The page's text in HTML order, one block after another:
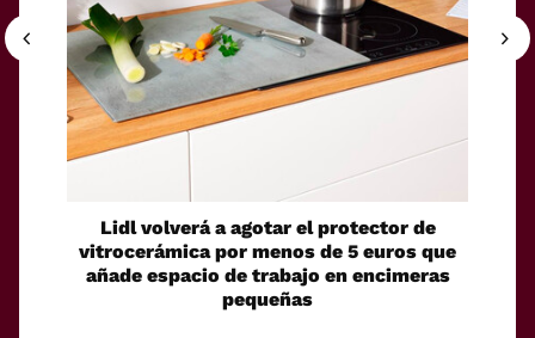
Lidl volverá a agotar el protector de
vitrocerámica por menos de 5 euros que
añade espacio de trabajo en encimeras
pequeñas